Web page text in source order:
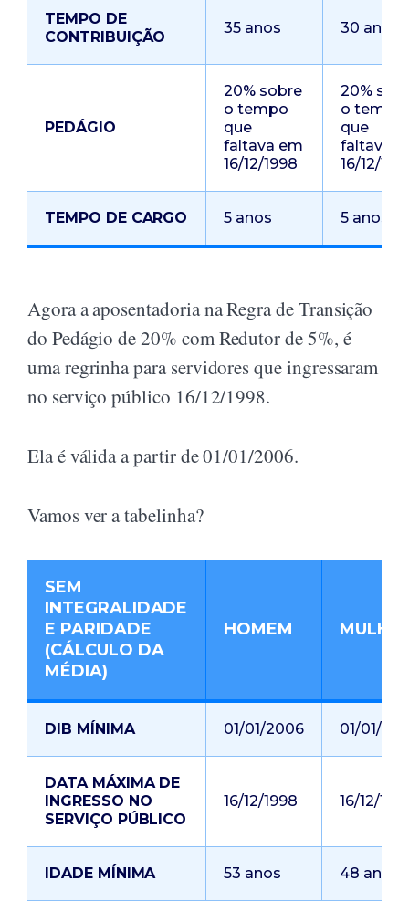
TEMPO DE
CONTRIBUIÇÃO
35 anos 30 anos
PEDÁGIO
20% sobre
o tempo
que
faltava em
16/12/1998
20%
o tempo
que
faltava
16/12/
TEMPO DE CARGO 5 anos 5 anos
Agora a aposentadoria na Regra de Transição
do Pedágio de 20% com Redutor de 5%, é
uma regrinha para servidores que ingressaram
no serviço público 16/12/1998.
Ela é válida a partir de 01/01/2006.
Vamos ver a tabelinha?
SEM
INTEGRALIDADE
E PARIDADE
(CÁLCULO DA
MÉDIA)
HOMEM
DIB MÍNIMA 01/01/2006 01/01/
DATA MÁXIMA DE
INGRESSO NO
SERVIÇO PÚBLICO
16/12/1998 16/12/
IDADE MÍNIMA 53 anos 48 anos